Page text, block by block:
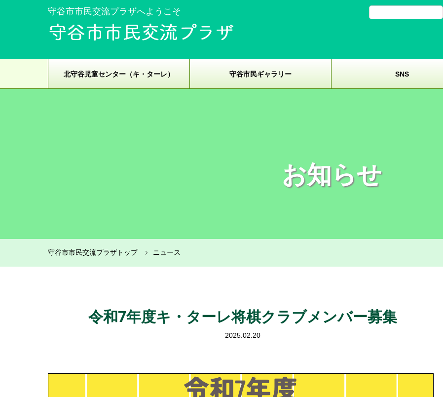
守谷市市民交流プラザへようこそ
北守谷児童センター（キ・ターレ） 守谷市民ギャラリー SNS
お知らせ
守谷市市民交流プラザトップ ニュース
令和7年度キ・ターレ将棋クラブメンバー募集
2025.02.20